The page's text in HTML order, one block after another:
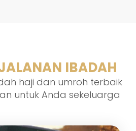
IBADAH
haji dan umroh terbaik
untuk Anda sekeluarga